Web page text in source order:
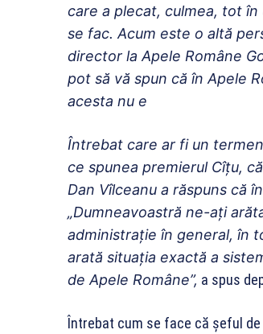
care a plecat, culmea, tot
se fac. Acum este o altă
director la Apele Române
pot să vă spun că în Apele
acesta nu e
Întrebat care ar fi un
ce spunea premierul Cîțu,
Dan Vîlceanu a răspuns că
„Dumneavoastră ne-ați
administrație în general, în
arată situația exactă a
de Apele Române”, a spus
Întrebat cum se face că șeful de